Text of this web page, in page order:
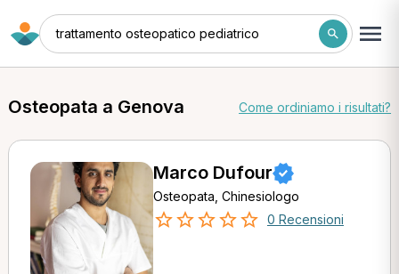
trattamento osteopatico pediatrico
Osteopata a Genova Come ordiniamo i risultati?
Marco Dufour
Osteopata, Chinesiologo
0 Recensioni